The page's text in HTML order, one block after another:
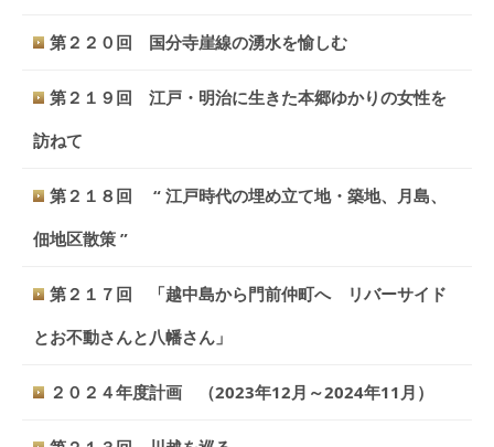
第２２０回 国分寺崖線の湧水を愉しむ
第２１９回 江戸・明治に生きた本郷ゆかりの女性を
訪ねて
第２１８回 “ 江戸時代の埋め立て地・築地、月島、
佃地区散策 ”
第２１７回 「越中島から門前仲町へ リバーサイド
とお不動さんと八幡さん」
２０２４年度計画 （2023年12月～2024年11月）